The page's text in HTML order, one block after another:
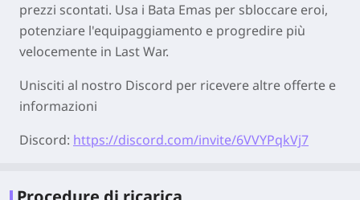
prezzi scontati. Usa i Bata Emas per sbloccare eroi,
potenziare l'equipaggiamento e progredire più
velocemente in Last War.
Unisciti al nostro Discord per ricevere altre offerte e
informazioni
Discord: https://discord.com/invite/6VVYPqkVj7